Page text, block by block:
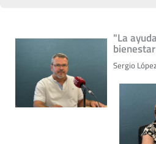
"La
Sergio